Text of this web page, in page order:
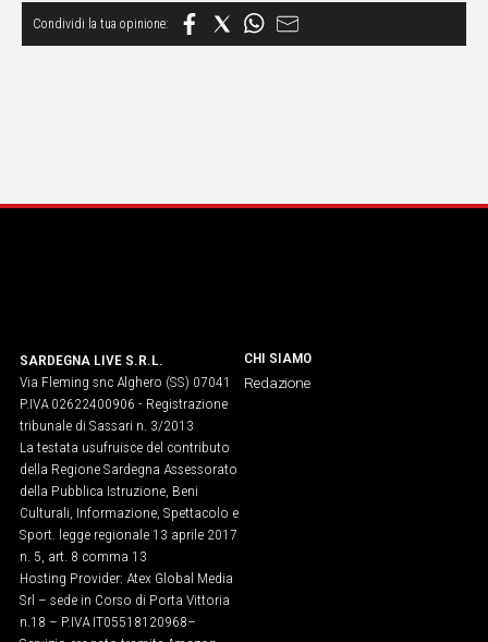
SARDEGNA LIVE S.R.L.
Via Fleming snc Alghero (SS) 07041
P.IVA 02622400906 - Registrazione
tribunale di Sassari n. 3/2013
La testata usufruisce del contributo
della Regione Sardegna Assessorato
della Pubblica Istruzione, Beni
Culturali, Informazione, Spettacolo e
Sport. legge regionale 13 aprile 2017
n. 5, art. 8 comma 13
Hosting Provider: Atex Global Media
Srl – sede in Corso di Porta Vittoria
n.18 – P.IVA IT05518120968​–
CHI SIAMO
Redazione